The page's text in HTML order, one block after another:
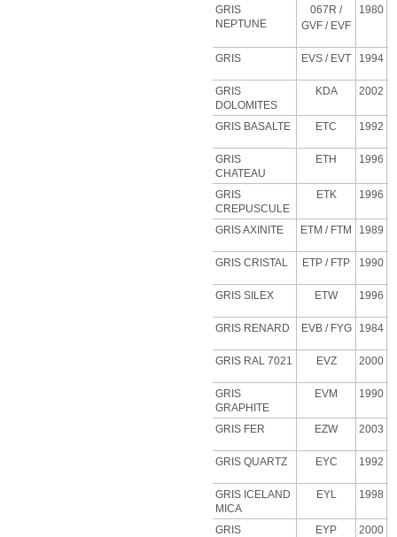
GRIS
NEPTUNE
067R /
GVF / EVF
1980
GRIS EVS / EVT 1994
GRIS
DOLOMITES
KDA 2002
GRIS BASALTE ETC 1992
GRIS
CHATEAU
ETH 1996
GRIS
CREPUSCULE
ETK 1996
GRIS AXINITE ETM / FTM 1989
GRIS CRISTAL ETP / FTP 1990
GRIS SILEX ETW 1996
GRIS RENARD EVB / FYG 1984
GRIS RAL 7021 EVZ 2000
GRIS
GRAPHITE
EVM 1990
GRIS FER EZW 2003
GRIS QUARTZ EYC 1992
GRIS ICELAND
MICA
EYL 1998
GRIS
EYP 2000